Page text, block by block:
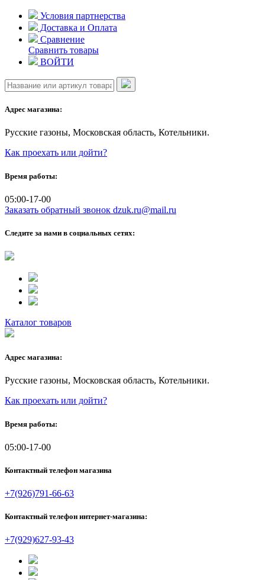
Skip
content
Условия партнерства
Доставка и Оплата
Сравнение
Сравнить товары
ВОЙТИ
Адрес магазина:
Русские газоны, Московская область, Котельники.
Как проехать или дойти?
Время работы:
05:00-17-00
Заказать обратный звонок dzuk.ru@mail.ru
Следите за нами в социальных сетях:
Каталог товаров
Адрес магазина:
Русские газоны, Московская область, Котельники.
Как проехать или дойти?
Время работы:
05:00-17-00
Контактный телефон магазина
+7(926)791-66-63
Контактный телефон интернет-магазина:
+7(929)627-93-43